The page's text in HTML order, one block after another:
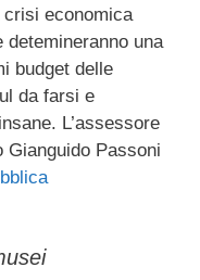
economica
una
budget delle
da farsi e
L’assessore
Gianguido Passoni